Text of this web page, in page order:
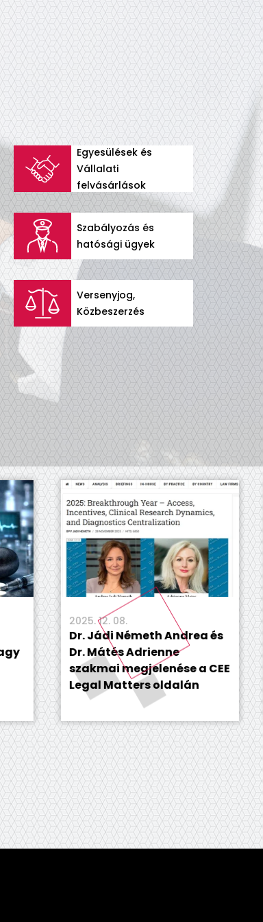
Egyesülések és
Vállalati
felvásárlások
Szabályozás és
hatósági ügyek
Versenyjog,
Közbeszerzés
2025. 12. 08.
Dr. Jádi Németh Andrea és
Dr. Mátés Adrienne
szakmai megjelenése a CEE
Legal Matters oldalán